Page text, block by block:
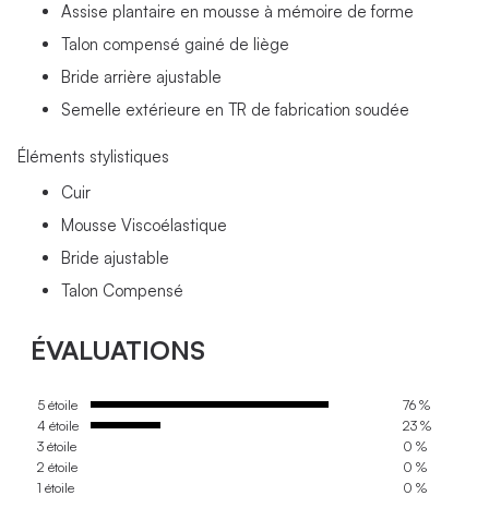
Assise plantaire en mousse à mémoire de forme
Talon compensé gainé de liège
Bride arrière ajustable
Semelle extérieure en TR de fabrication soudée
Éléments stylistiques
Cuir
Mousse Viscoélastique
Bride ajustable
Talon Compensé
ÉVALUATIONS
5 étoile
76 %
4 étoile
23 %
3 étoile
0 %
2 étoile
0 %
1 étoile
0 %